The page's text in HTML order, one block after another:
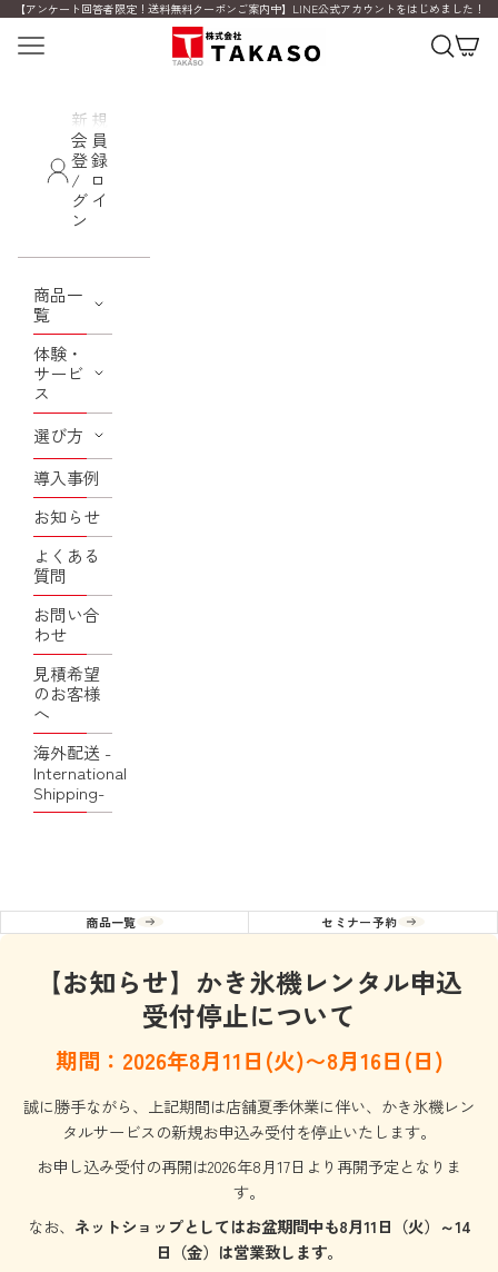
コンテンツへスキップ
【アンケート回答者限定！送料無料クーポンご案内中】LINE公式アカウントをはじめました！
メニュー 検索カー
新規
会員
登録
/ ロ
グイ
ン
商品一
覧
体験・
サービ
ス
選び方
導入事例
お知らせ
よくある
質問
お問い合
わせ
見積希望
のお客様
へ
海外配送 -
International
Shipping-
商品一覧 セミナー予約
【お知らせ】かき氷機レンタル申込
受付停止について
期間：2026年8月11日(火)〜8月16日(日)
誠に勝手ながら、上記期間は店舗夏季休業に伴い、かき氷機レン
タルサービスの新規お申込み受付を停止いたします。
お申し込み受付の再開は2026年8月17日より再開予定となりま
す。
なお、 ネットショップとしてはお盆期間中も8月11日（火）～14
日（金）は営業致します。